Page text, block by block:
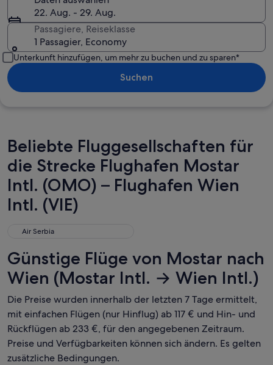
22. Aug. - 29. Aug.
Passagiere, Reiseklasse
1 Passagier, Economy
Unterkunft hinzufügen, um mehr zu buchen und zu sparen*
Suchen
Beliebte Fluggesellschaften für
die Strecke Flughafen Mostar
Intl. (OMO) – Flughafen Wien
Intl. (VIE)
Air Serbia
Air Serbia
Günstige Flüge von Mostar nach
Wien (Mostar Intl. → Wien Intl.)
Die Preise wurden innerhalb der letzten 7 Tage ermittelt,
mit einfachen Flügen (nur Hinflug) ab 117 € und Hin- und
Rückflügen ab 233 €, für den angegebenen Zeitraum.
Preise und Verfügbarkeiten können sich ändern. Es gelten
zusätzliche Bedingungen.